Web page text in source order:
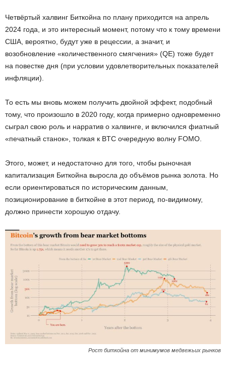
Четвёртый халвинг Биткойна по плану приходится на апрель
2024 года, и это интересный момент, потому что к тому времени
США, вероятно, будут уже в рецессии, а значит, и
возобновление «количественного смягчения» (QE) тоже будет
на повестке дня (при условии удовлетворительных показателей
инфляции).
То есть мы вновь можем получить двойной эффект, подобный
тому, что произошло в 2020 году, когда примерно одновременно
сыграл свою роль и нарратив о халвинге, и включился фиатный
«печатный станок», толкая к BTC очередную волну FOMO.
Этого, может, и недостаточно для того, чтобы рыночная
капитализация Биткойна выросла до объёмов рынка золота. Но
если ориентироваться по историческим данным,
позиционирование в биткойне в этот период, по-видимому,
должно принести хорошую отдачу.
Рост биткойна от минимумов медвежьих рынков